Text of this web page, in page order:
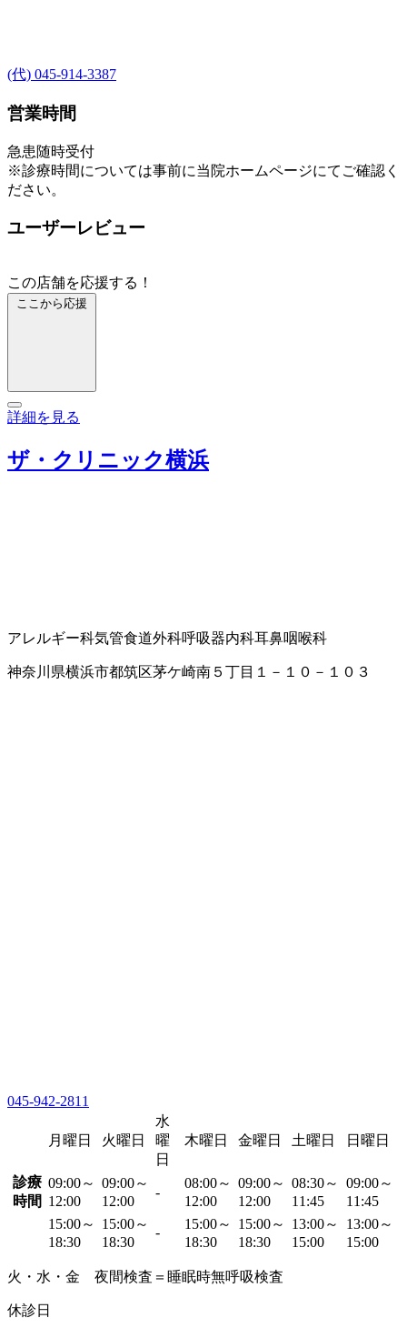
(代) 045-914-3387
営業時間
急患随時受付
※診療時間については事前に当院ホームページにてご確認く
ださい。
ユーザーレビュー
この店舗を応援する！
ここから応援
詳細を見る
ザ・クリニック横浜
アレルギー科気管食道外科呼吸器内科耳鼻咽喉科
神奈川県横浜市都筑区茅ケ崎南５丁目１－１０－１０３
045-942-2811
月曜日 火曜日
水
曜
日
木曜日 金曜日 土曜日 日曜日
診療
時間
09:00～
12:00
09:00～
12:00
-
08:00～
12:00
09:00～
12:00
08:30～
11:45
09:00～
11:45
15:00～
18:30
15:00～
18:30
-
15:00～
18:30
15:00～
18:30
13:00～
15:00
13:00～
15:00
火・水・金 夜間検査＝睡眠時無呼吸検査
休診日